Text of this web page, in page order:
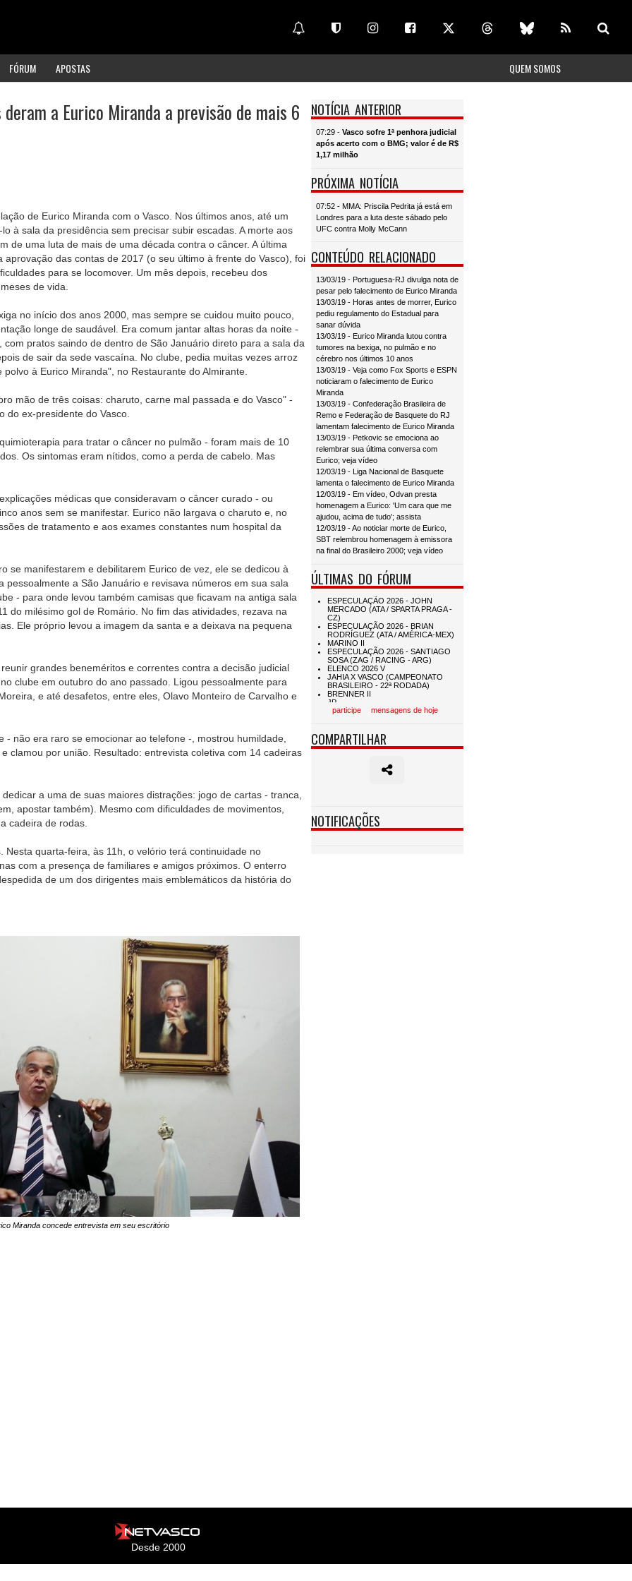
FÓRUM APOSTAS QUEM SOMOS
a Eurico Miranda a previsão de mais 6
de Eurico Miranda com o Vasco. Nos últimos anos, até um
à sala da presidência sem precisar subir escadas. A morte aos
de uma luta de mais de uma década contra o câncer. A última
das contas de 2017 (o seu último à frente do Vasco), foi
para se locomover. Um mês depois, recebeu dos
de vida.
no início dos anos 2000, mas sempre se cuidou muito pouco,
longe de saudável. Era comum jantar altas horas da noite -
pratos saindo de dentro de São Januário direto para a sala da
de sair da sede vascaína. No clube, pedia muitas vezes arroz
à Eurico Miranda", no Restaurante do Almirante.
mão de três coisas: charuto, carne mal passada e do Vasco" -
do ex-presidente do Vasco.
para tratar o câncer no pulmão - foram mais de 10
Os sintomas eram nítidos, como a perda de cabelo. Mas
médicas que consideravam o câncer curado - ou
anos sem se manifestar. Eurico não largava o charuto e, no
de tratamento e aos exames constantes num hospital da
se manifestarem e debilitarem Eurico de vez, ele se dedicou à
pessoalmente a São Januário e revisava números em sua sala
- para onde levou também camisas que ficavam na antiga sala
do milésimo gol de Romário. No fim das atividades, rezava na
Ele próprio levou a imagem da santa e a deixava na pequena
grandes beneméritos e correntes contra a decisão judicial
clube em outubro do ano passado. Ligou pessoalmente para
e até desafetos, entre eles, Olavo Monteiro de Carvalho e
- não era raro se emocionar ao telefone -, mostrou humildade,
clamou por união. Resultado: entrevista coletiva com 14 cadeiras
a uma de suas maiores distrações: jogo de cartas - tranca,
apostar também). Mesmo com dificuldades de movimentos,
cadeira de rodas.
Nesta quarta-feira, às 11h, o velório terá continuidade no
com a presença de familiares e amigos próximos. O enterro
de um dos dirigentes mais emblemáticos da história do
Miranda concede entrevista em seu escritório
NOTÍCIA ANTERIOR
07:29 - Vasco sofre 1ª penhora judicial
após acerto com o BMG; valor é de R$
1,17 milhão
PRÓXIMA NOTÍCIA
07:52 - MMA: Priscila Pedrita já está em
Londres para a luta deste sábado pelo
UFC contra Molly McCann
CONTEÚDO RELACIONADO
13/03/19 - Portuguesa-RJ divulga nota de
pesar pelo falecimento de Eurico Miranda
13/03/19 - Horas antes de morrer, Eurico
pediu regulamento do Estadual para
sanar dúvida
13/03/19 - Eurico Miranda lutou contra
tumores na bexiga, no pulmão e no
cérebro nos últimos 10 anos
13/03/19 - Veja como Fox Sports e ESPN
noticiaram o falecimento de Eurico
Miranda
13/03/19 - Confederação Brasileira de
Remo e Federação de Basquete do RJ
lamentam falecimento de Eurico Miranda
13/03/19 - Petkovic se emociona ao
relembrar sua última conversa com
Eurico; veja vídeo
12/03/19 - Liga Nacional de Basquete
lamenta o falecimento de Eurico Miranda
12/03/19 - Em vídeo, Odvan presta
homenagem a Eurico: 'Um cara que me
ajudou, acima de tudo'; assista
12/03/19 - Ao noticiar morte de Eurico,
SBT relembrou homenagem à emissora
na final do Brasileiro 2000; veja vídeo
ÚLTIMAS DO FÓRUM
participe mensagens de hoje
COMPARTILHAR
NOTIFICAÇÕES
Desde 2000